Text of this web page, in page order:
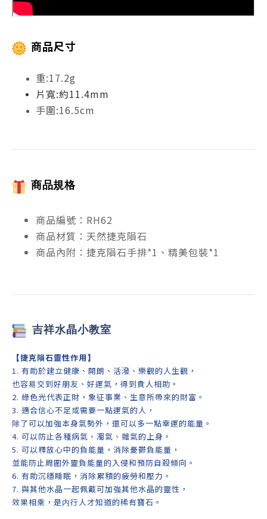
商品尺寸
重:17.2g
片寬:約11.4mm
手圍:16.5cm
商品規格
商品編號：RH62
商品材質：天然捷克隕石
商品內附：捷克隕石手排*1、精美包裝*1
吉祥水晶小教室
【捷克隕石靈性作用】
1. 有助於建立健康、開朗、活潑、樂觀的人生觀，
也容易交到好朋友、好運氣，得到貴人相助。
2. 綠色光代表正財，象征事業、生意所帶來的財富。
3. 適合信心不足或需要一點運氣的人，
除了可以加強本身氣勢外，還可以多一點幸運的能量。
4. 可以防止各種病氣、濁氣、雜氣的上身。
5. 可以釋放心中的負能量，消除憂鬱負能量，
並能防止周圍外靈負能量的入侵和預防自殺傾向。
6. 有助沉穩睡眠，消除累積的疲勞和壓力。
7. 與其他水晶一起佩戴可加強其他水晶的靈性，
效果相乘，是内行人才知道的稀有寶石。